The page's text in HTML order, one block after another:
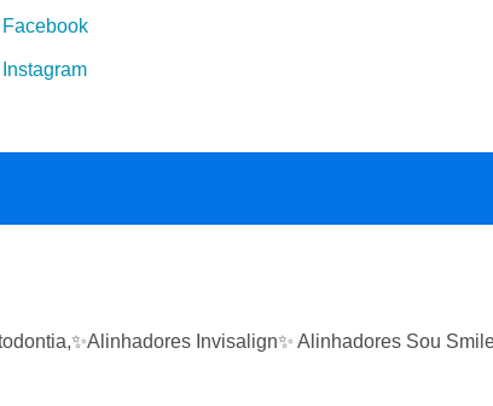
Facebook
Instagram
Invisalign✨ Alinhadores Sou